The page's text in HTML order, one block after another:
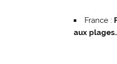
France :
aux